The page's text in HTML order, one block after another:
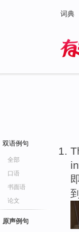
词典
双语例句
全部
口语
书面语
论文
原声例句